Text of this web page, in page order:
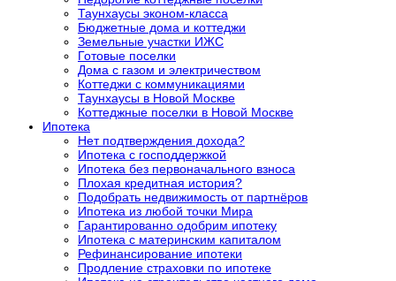
Таунхаусы эконом-класса
Бюджетные дома и коттеджи
Земельные участки ИЖС
Готовые поселки
Дома с газом и электричеством
Коттеджи с коммуникациями
Таунхаусы в Новой Москве
Коттеджные поселки в Новой Москве
Ипотека
Нет подтверждения дохода?
Ипотека с господдержкой
Ипотека без первоначального взноса
Плохая кредитная история?
Подобрать недвижимость от партнёров
Ипотека из любой точки Мира
Гарантированно одобрим ипотеку
Ипотека с материнским капиталом
Рефинансирование ипотеки
Продление страховки по ипотеке